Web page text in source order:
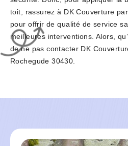
toit, rassurez à DK Couverture
pour offrir de qualité de service
meilleures interventions. Alors,
de ne pas contacter DK
Rochegude 30430.